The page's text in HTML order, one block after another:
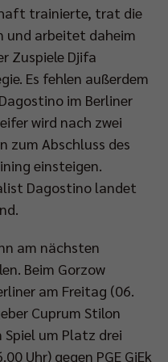
trainierte, trat die
und arbeitet daheim
Zuspiele Djifa
Es fehlen außerdem
im Berliner
wird nach zwei
zum Abschluss des
einsteigen.
Dagostino landet
am nächsten
Beim Gorzow
am Freitag (06.
Cuprum Stilon
um Platz drei
Uhr) gegen PGE GiEk